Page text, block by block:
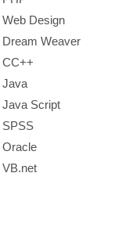
Web Design
Dream Weaver
CC++
Java
Java Script
SPSS
Oracle
VB.net